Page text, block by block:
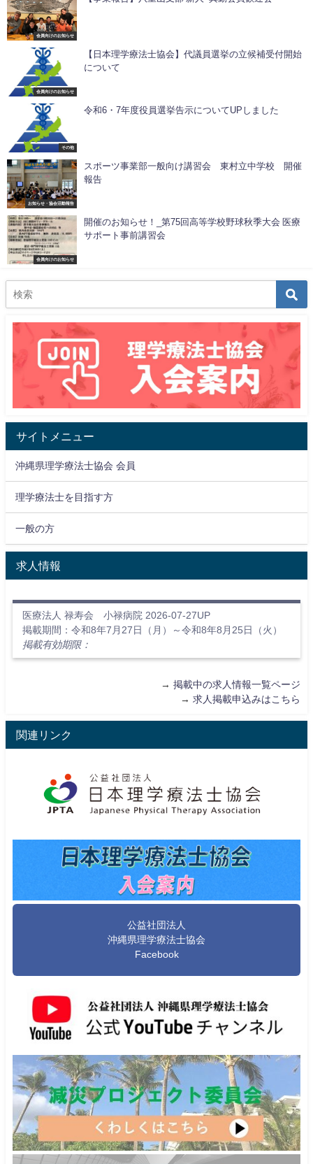
会員向けのお知らせ
会員向けのお知らせ
【日本理学療法士協会】代議員選挙の立候補受付開始
について
その他
令和6・7年度役員選挙告示についてUPしました
お知らせ・協会活動報告
スポーツ事業部一般向け講習会 東村立中学校 開催
報告
会員向けのお知らせ
開催のお知らせ！_第75回高等学校野球秋季大会 医療
サポート事前講習会
サイトメニュー
沖縄県理学療法士協会 会員
理学療法士を目指す方
一般の方
求人情報
医療法人 禄寿会 小禄病院 2026-07-27UP
掲載期間：令和8年7月27日（月）～令和8年8月25日（火）
掲載有効期限：
→ 掲載中の求人情報一覧ページ
→ 求人掲載申込みはこちら
関連リンク
公益社団法人
沖縄県理学療法士協会
Facebook